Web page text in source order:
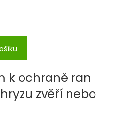
k ochraně ran
zvěří nebo